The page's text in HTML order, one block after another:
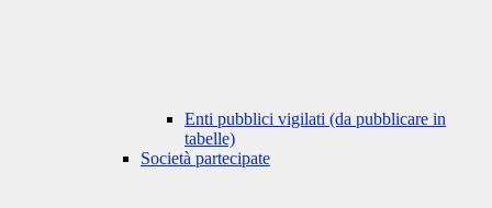
Enti pubblici vigilati (da pubblicare in
tabelle)
Società partecipate